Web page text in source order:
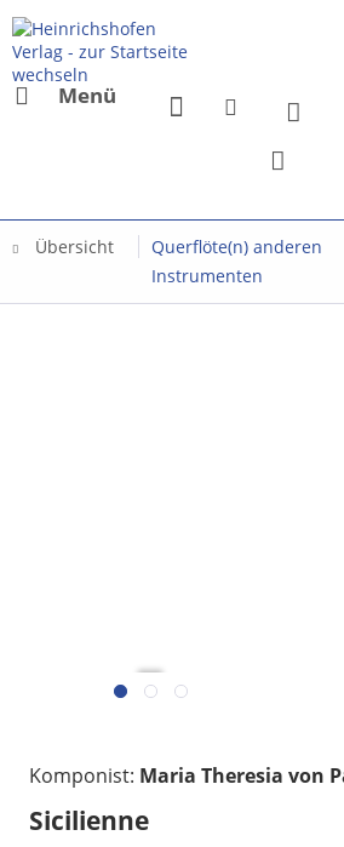
Menü
Übersicht
Querflöte(n) anderen
Instrumenten
Komponist: Maria Theresia von
Sicilienne